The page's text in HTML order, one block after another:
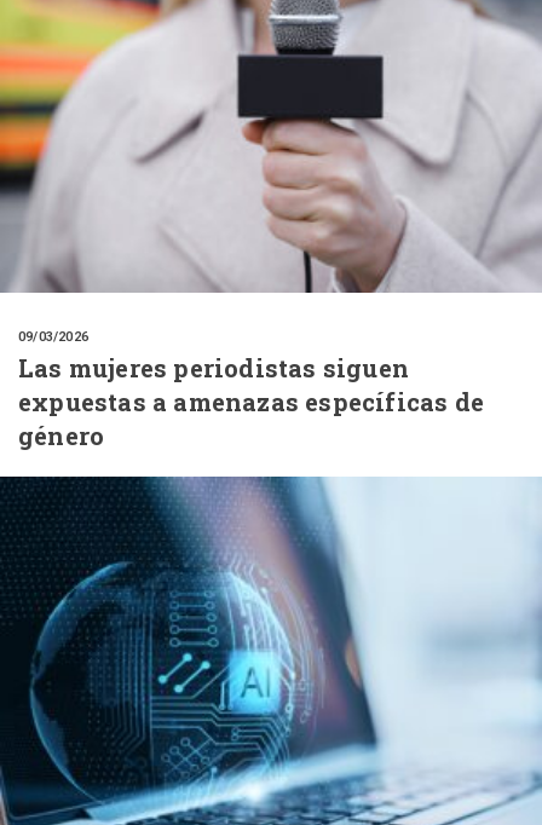
09/03/2026
Las mujeres periodistas siguen
expuestas a amenazas específicas de
género